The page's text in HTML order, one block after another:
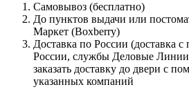
Самовывоз (бесплатно)
До пунктов выдачи или
Маркет (Boxberry)
Доставка по России (доставка
России, службы Деловые
заказать доставку до двери с
указанных компаний